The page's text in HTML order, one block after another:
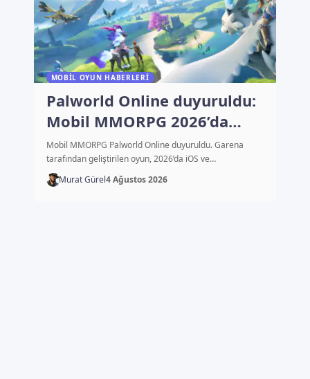
MOBIL OYUN HABERLERI
Palworld Online duyuruldu:
Mobil MMORPG 2026’da
çıkacak
Mobil MMORPG Palworld Online duyuruldu. Garena
tarafından geliştirilen oyun, 2026’da iOS ve…
Murat Gürel4 Ağustos 2026